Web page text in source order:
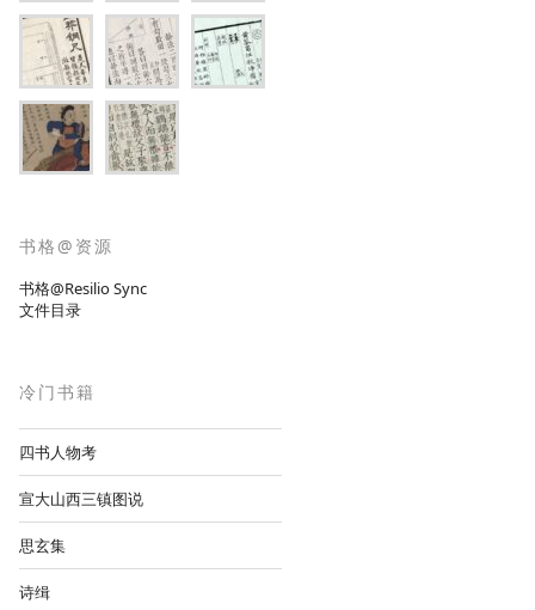
书格@资源
书格@Resilio Sync
文件目录
冷门书籍
四书人物考
宣大山西三镇图说
思玄集
诗缉